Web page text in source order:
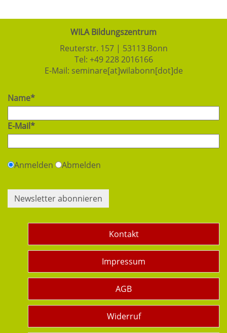
WILA Bildungszentrum
Reuterstr. 157 | 53113 Bonn
Tel: +49 228 2016166
E-Mail: seminare[at]wilabonn[dot]de
Name*
E-Mail*
Anmelden Abmelden
Newsletter abonnieren
Kontakt
Impressum
AGB
Widerruf